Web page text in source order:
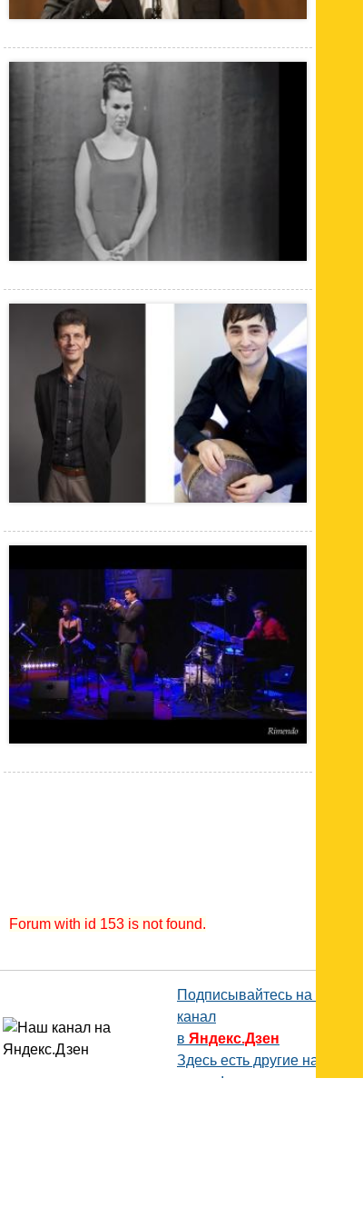
Forum with id 153 is not found.
Подписывайтесь на наш
канал
в Яндекс.Дзен
Здесь есть другие наши
статьи!